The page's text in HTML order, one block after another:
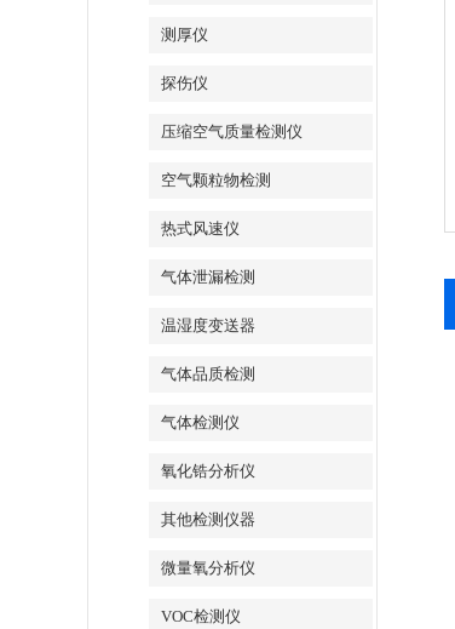
测厚仪
探伤仪
压缩空气质量检测仪
空气颗粒物检测
热式风速仪
气体泄漏检测
温湿度变送器
气体品质检测
气体检测仪
氧化锆分析仪
其他检测仪器
微量氧分析仪
VOC检测仪